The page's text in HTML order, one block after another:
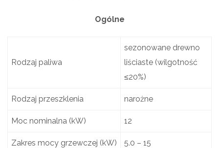
Ogólne
Rodzaj paliwa
sezonowane drewno
liściaste (wilgotność
≤20%)
Rodzaj przeszklenia narożne
Moc nominalna (kW) 12
Zakres mocy grzewczej (kW) 5.0 – 15